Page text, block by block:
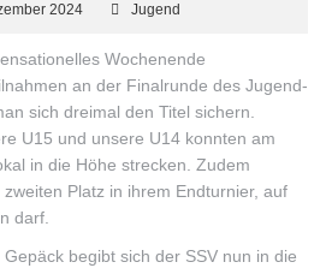
2024 Jugend
Wochenende
an der Finalrunde des Jugend-
sich dreimal den Titel sichern.
U15 und unsere U14 konnten am
in die Höhe strecken. Zudem
Platz in ihrem Endturnier, auf
darf.
begibt sich der SSV nun in die